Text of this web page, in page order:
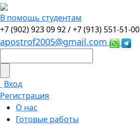
В помощь студентам
+7 (902) 923 09 92 /+7 (913) 551-51-00
apostrof2005@gmail.com
Вход
Регистрация
О нас
Готовые работы